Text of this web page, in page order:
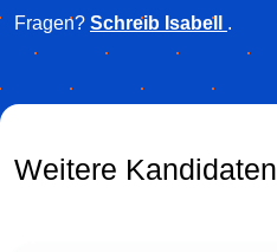
Fragen? Schreib Isabell .
Weitere Kandidaten